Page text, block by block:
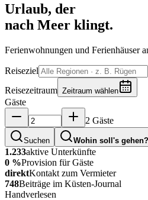
Urlaub, der
nach Meer klingt.
Ferienwohnungen und Ferienhäuser
Reiseziel
Reisezeitraum Zeitraum wählen
Gäste
2 Gäste
Suchen Wohin soll's gehen?
1.233aktive Unterkünfte
0 %Provision für Gäste
direktKontakt zum Vermieter
748Beiträge im Küsten-Journal
Handverlesen